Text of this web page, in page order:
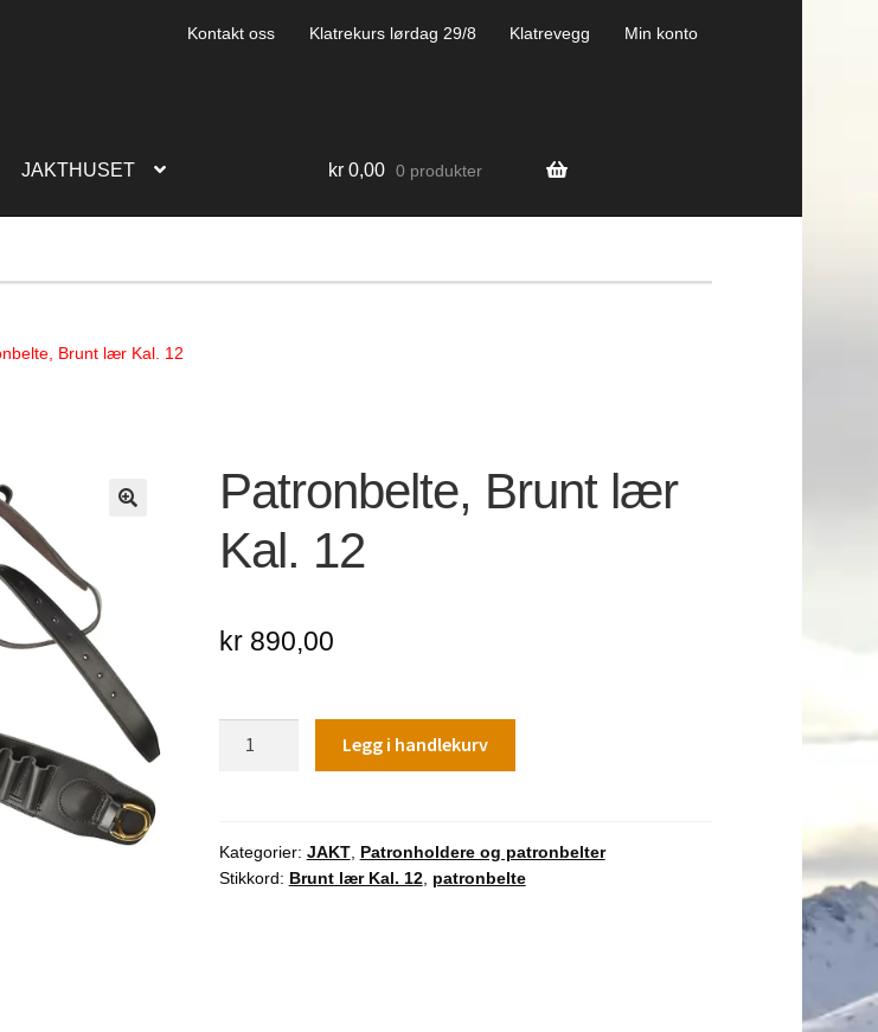
Kontakt oss Klatrekurs lørdag 29/8 Klatrevegg Min konto
JAKTHUSET kr 0,00 0 produkter
Brunt lær Kal. 12
Patronbelte, Brunt lær
Kal. 12
kr890,00
12
antall
Legg i handlekurv
Kategorier: JAKT, Patronholdere og patronbelter
Stikkord: Brunt lær Kal. 12, patronbelte